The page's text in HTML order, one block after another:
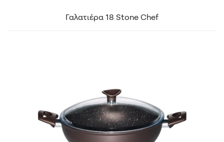
Γαλατιέρα 18 Stone Chef